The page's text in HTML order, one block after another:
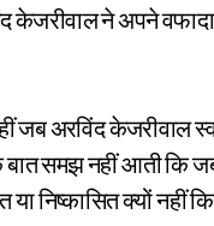
केजरीवाल ने अपने
जब अरविंद केजरीवाल
समझ नहीं आती कि
निष्कासित क्यों नहीं